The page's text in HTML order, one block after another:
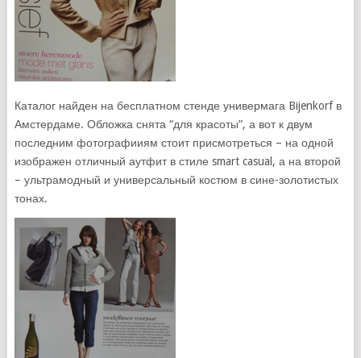
Каталог найден на бесплатном стенде универмага Bijenkorf в
Амстердаме. Обложка снята “для красоты”, а вот к двум
последним фотографииям стоит присмотреться – на одной
изображен отличный аутфит в стиле smart casual, а на второй
– ультрамодный и универсальный костюм в сине-золотистых
тонах.